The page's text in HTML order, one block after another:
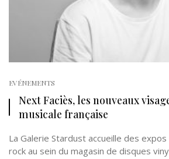
EVÉNEMENTS
Next Faciès, les nouveaux
musicale française
La Galerie Stardust accueille des
rock au sein du magasin de disques